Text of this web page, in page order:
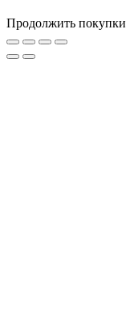
Продолжить покупки